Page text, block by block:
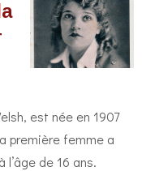
est née en 1907
première femme a
de 16 ans.